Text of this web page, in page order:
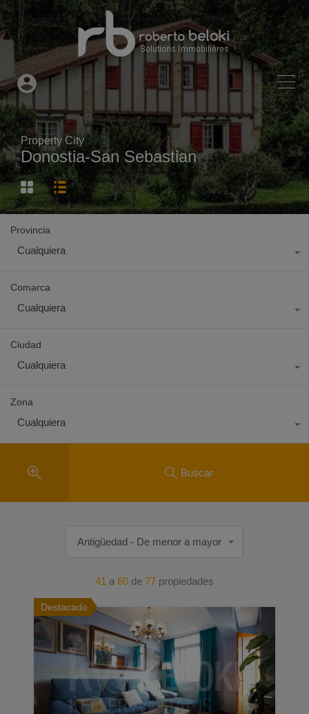
Property City
Donostia-San Sebastian
Provincia
Cualquiera
Comarca
Cualquiera
Ciudad
Cualquiera
Zona
Cualquiera
Buscar
41 a 60 de 77 propiedades
Antigüedad - De menor a mayor
Destacado